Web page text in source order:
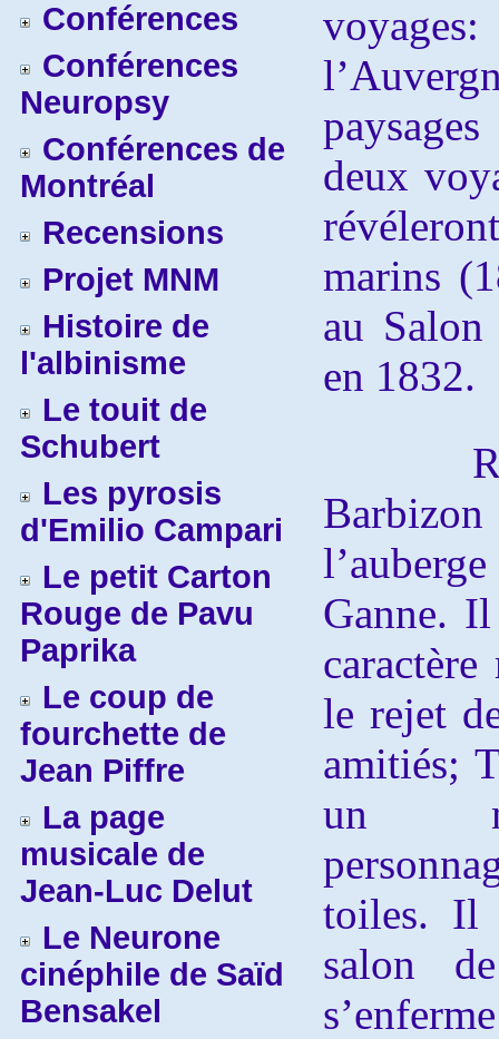
Conférences
Conférences
Neuropsy
Conférences de
Montréal
Recensions
Projet MNM
Histoire de
l'albinisme
Le touit de
Schubert
Les pyrosis
d'Emilio Campari
Le petit Carton
Rouge de Pavu
Paprika
Le coup de
fourchette de
Jean Piffre
La page
musicale de
Jean-Luc Delut
Le Neurone
cinéphile de Saïd
Bensakel
deux
marins
au
en 1832.
Ganne.
le rejet
amitiés;
un
toiles. Il
salon